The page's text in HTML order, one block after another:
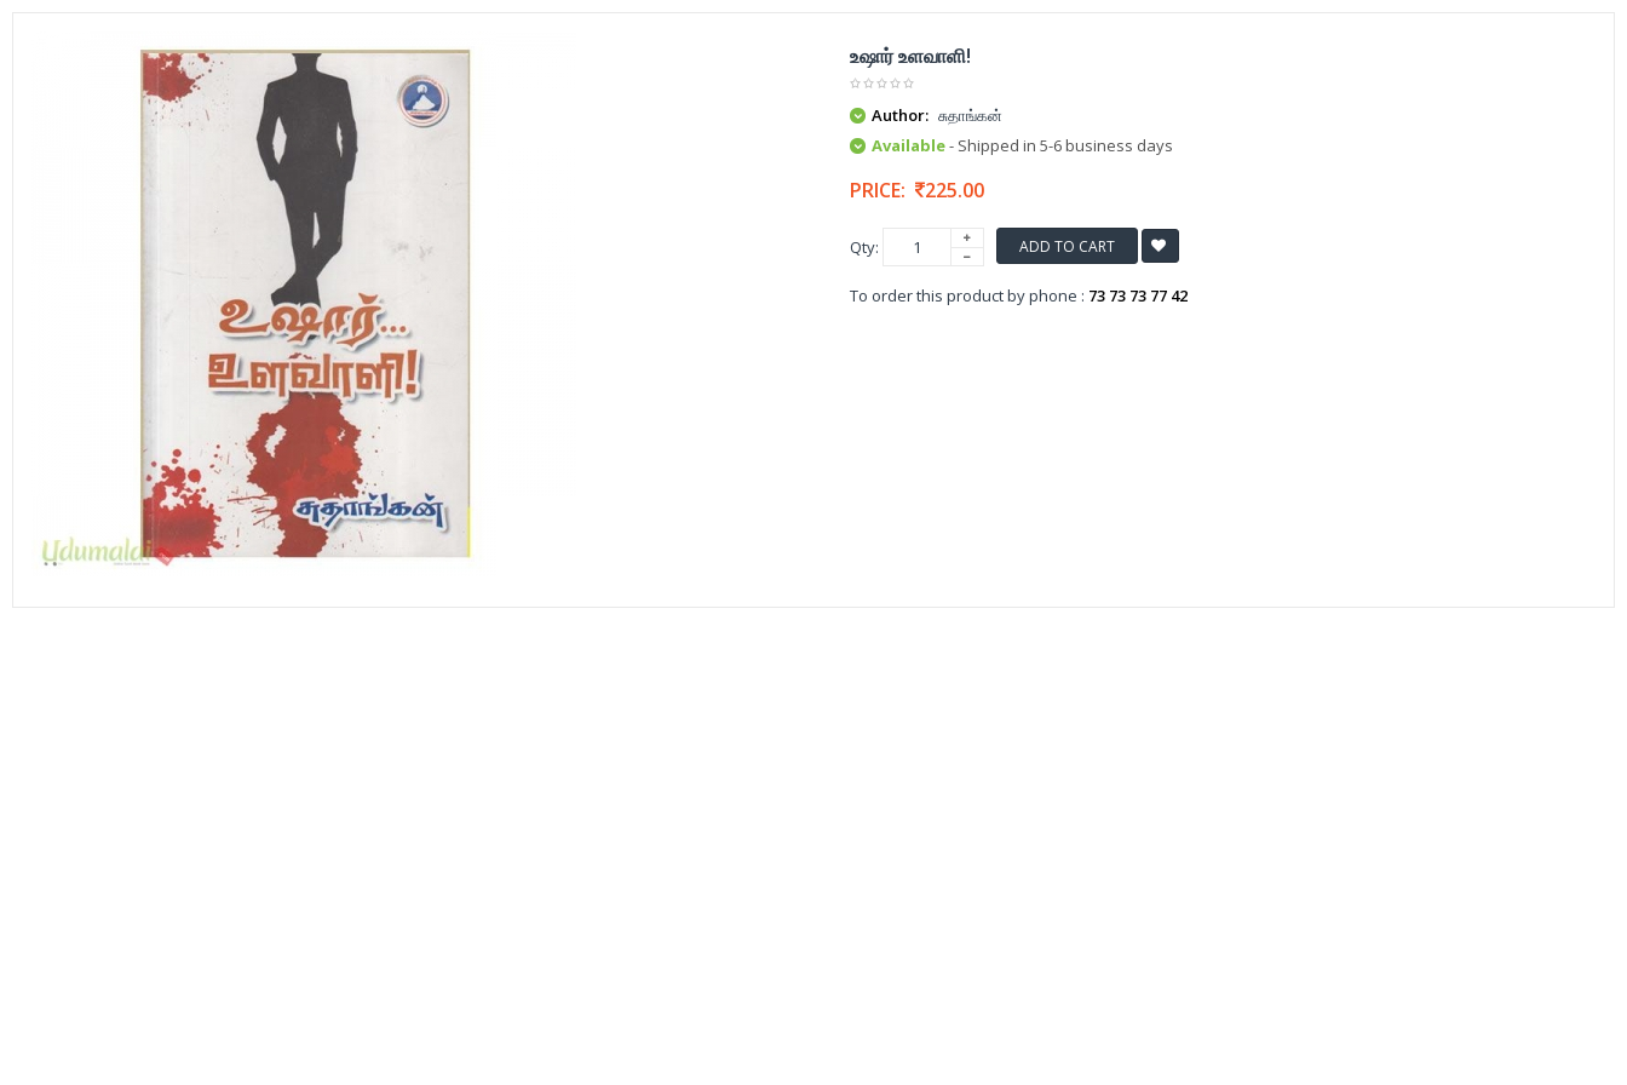
உஷார் உளவாளி!
Author: சுதாங்கன்
Available- Shipped in 5-6 business days
PRICE: 225.00
Qty: ADD TO CART
To order this product by phone : 73 73 73 77 42